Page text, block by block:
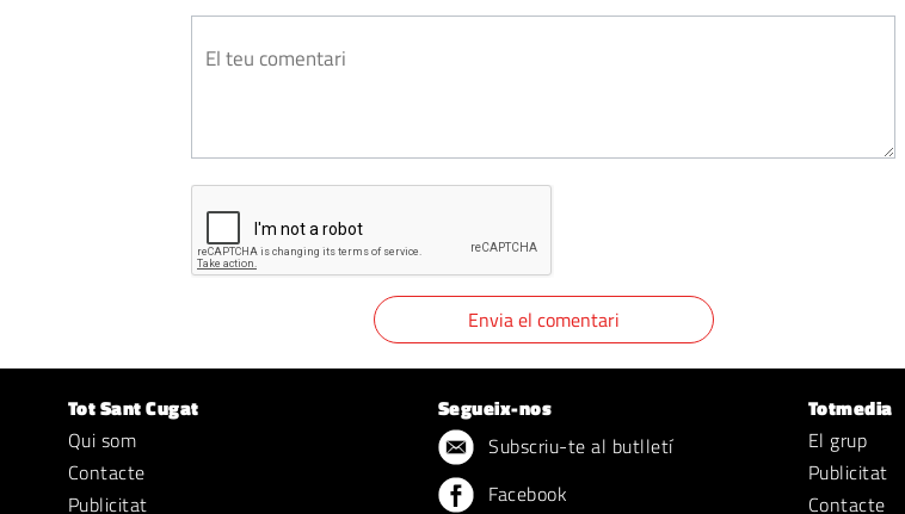
Tot Sant Cugat
Qui som
Contacte
Publicitat
Segueix-nos
Subscriu-te al butlletí
Facebook
Totmedia
El grup
Publicitat
Contacte